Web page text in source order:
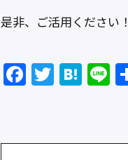
是非、ご活用ください！
F
a
e
T
w
er
H
at
n
Li
n